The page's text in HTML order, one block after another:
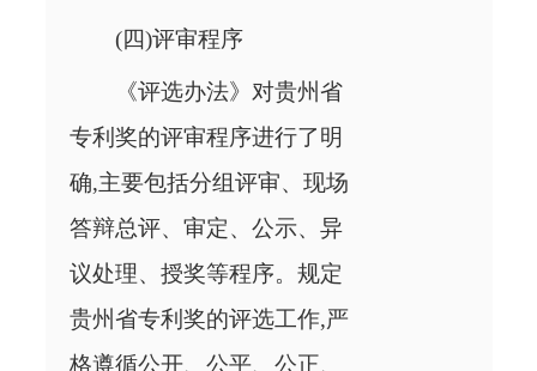
(四)评审程序
《评选办法》对贵州省
专利奖的评审程序进行了明
确,主要包括分组评审、现场
答辩总评、审定、公示、异
议处理、授奖等程序。规定
贵州省专利奖的评选工作,严
格遵循公开、公平、公正、